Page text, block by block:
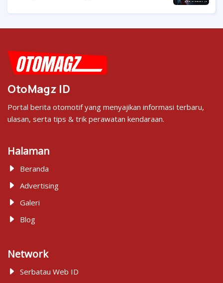
OtoMagz ID
Portal berita otomotif yang menyajikan informasi terbaru,
ulasan, serta tips & trik perawatan kendaraan.
Halaman
Beranda
Advertising
Galeri
Blog
Network
Serbatau Web ID